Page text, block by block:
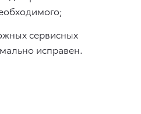
сервисных
исправен.